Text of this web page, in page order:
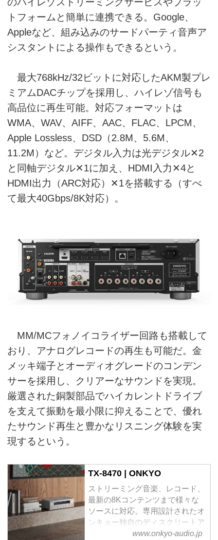
トフォームと簡単に連携できる。Google、
Appleなど、組み込みのサードパーティ音声ア
シスタントによる操作もできるという。
最大768kHz/32ビットに対応したAKM製プレ
ミアムDACチップを採用し、ハイレゾ信号も
高品位に再生可能。対応フォーマットは
WMA、WAV、AIFF、AAC、FLAC、LPCM、
Apple Lossless、DSD（2.8M、5.6M、
11.2M）など。デジタル入力は光デジタル✕2
と同軸デジタル✕1に加え、HDMI入力✕4と
HDMI出力（ARC対応）✕1を搭載する（すべ
て最大40Gbps/8K対応）。
MM/MCフォノイコライザー回路も搭載して
おり、アナログレコードの再生も可能だ。金
メッキ端子とオーディオグレードのコンデン
サーを採用し、クリアーなサウンドを実現。
厳選された銅製部品でハイカレントドライブ
を支えて振動を最小限に抑えることで、優れ
たサウンド再生と豊かなリスニング体験を実
現するという。
TX-8470 | ONKYO
ストリーミング音楽、レコード、
最新の8Kコンテンツまで様々な
ソースに対応。専用設計されたオ
ンキョー独自のディスクリートア
ンプにより、情報量豊かな音を楽
www.onkyo-audio.jp